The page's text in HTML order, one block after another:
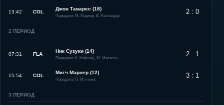
13:42 COL
Джон Таварес (18)
Передачи: М. Марнер, В. Нюландер 2 : 0
2 ПЕРИОД
07:31 FLA
Ник Сузуки (14)
Передачи: К. Кофилд, М. Матесон 2 : 1
15:54 COL
Митч Марнер (12)
Передача: О. Мэттьюс 3 : 1
3 ПЕРИОД